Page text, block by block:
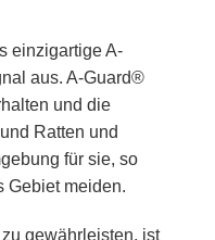
einzigartige A-
aus. A-Guard®
und die
Ratten und
für sie, so
Gebiet meiden.
gewährleisten, ist